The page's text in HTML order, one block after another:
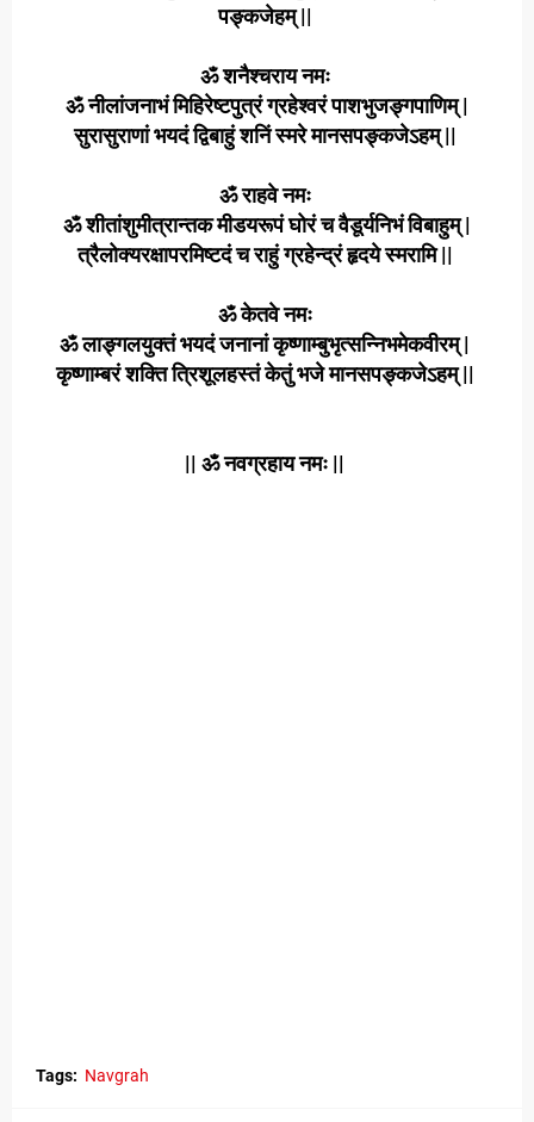
पङ्कजेहम् ||
ॐ शनैश्चराय नमः
ॐ नीलांजनाभं मिहिरेष्टपुत्रं ग्रहेश्वरं पाशभुजङ्गपाणिम् |
सुरासुराणां भयदं द्विबाहुं शनिं स्मरे मानसपङ्कजेऽहम् ||
ॐ राहवे नमः
ॐ शीतांशुमीत्रान्तक मीडयरूपं घोरं च वैडूर्यनिभं विबाहुम् |
त्रैलोक्यरक्षापरमिष्टदं च राहुं ग्रहेन्द्रं हृदये स्मरामि ||
ॐ केतवे नमः
ॐ लाङ्गलयुक्तं भयदं जनानां कृष्णाम्बुभृत्सन्निभमेकवीरम् |
कृष्णाम्बरं शक्ति त्रिशूलहस्तं केतुं भजे मानसपङ्कजेऽहम् ||
|| ॐ नवग्रहाय नमः ||
Tags: Navgrah